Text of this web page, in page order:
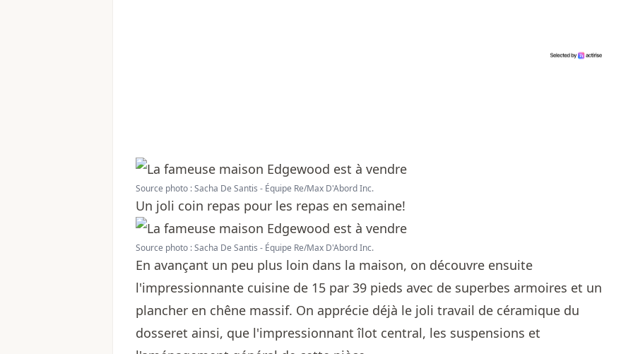
Source photo : Sacha De Santis - Équipe Re/Max D'Abord Inc.
Un joli coin repas pour les repas en semaine!
Source photo : Sacha De Santis - Équipe Re/Max D'Abord Inc.
En avançant un peu plus loin dans la maison, on découvre ensuite
l'impressionnante cuisine de 15 par 39 pieds avec de superbes armoires et un
plancher en chêne massif. On apprécie déjà le joli travail de céramique du
dosseret ainsi, que l'impressionnant îlot central, les suspensions et